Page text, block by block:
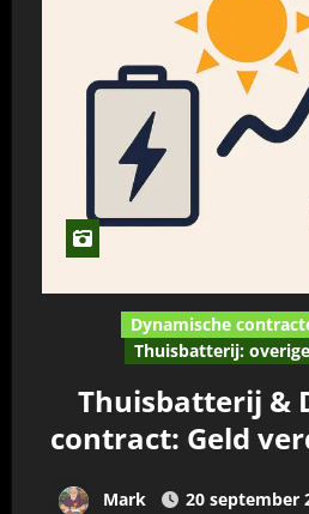
Dynamische
Thuisbatterij:
Thuisbatterij &
contract: Geld
Mark 20 september